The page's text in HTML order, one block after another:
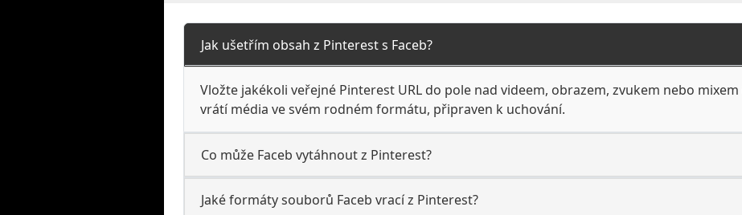
Jak ušetřím obsah z Pinterest s Faceb?
Vložte jakékoli veřejné Pinterest URL do pole nad videem, obrazem, zvukem nebo mixem
vrátí média ve svém rodném formátu, připraven k uchování.
Co může Faceb vytáhnout z Pinterest?
Jaké formáty souborů Faceb vrací z Pinterest?